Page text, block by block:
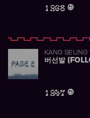
1 268
KANG SEUNG
버선발
1 247